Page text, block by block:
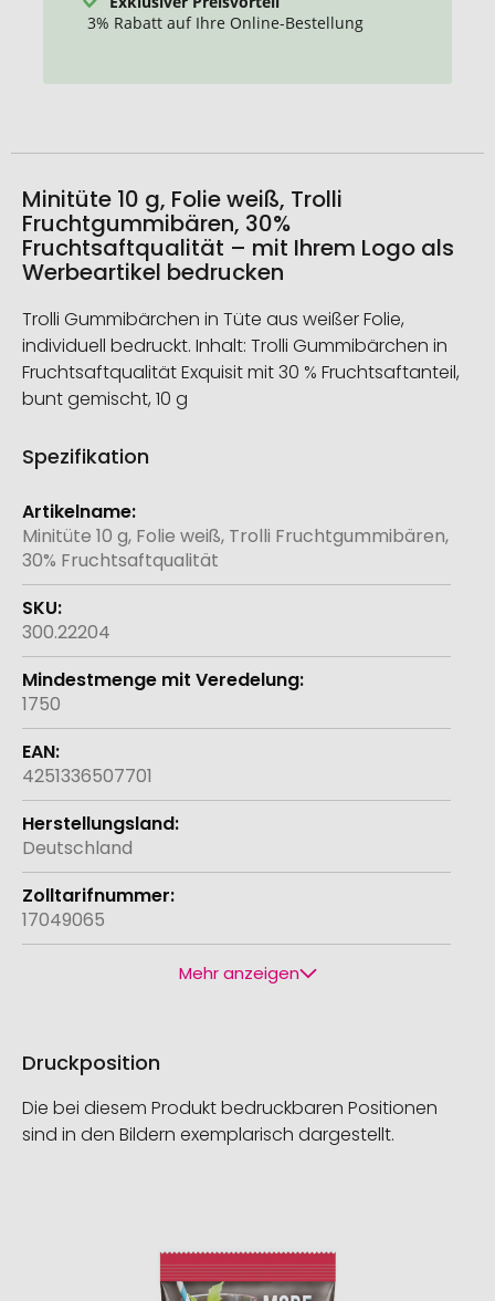
3% Rabatt auf Ihre Online-Bestellung
Minitüte 10 g, Folie weiß, Trolli
Fruchtgummibären, 30%
Fruchtsaftqualität – mit Ihrem Logo als
Werbeartikel bedrucken
Trolli Gummibärchen in Tüte aus weißer Folie,
individuell bedruckt. Inhalt: Trolli Gummibärchen in
Fruchtsaftqualität Exquisit mit 30 % Fruchtsaftanteil,
bunt gemischt, 10 g
Spezifikation
Weitere
Informationen
Minitüte 10 g, Folie weiß, Trolli Fruchtgummibären,
30% Fruchtsaftqualität
300.22204
1750
4251336507701
Deutschland
17049065
Mehr anzeigen
Druckposition
Die bei diesem Produkt bedruckbaren Positionen
sind in den Bildern exemplarisch dargestellt.